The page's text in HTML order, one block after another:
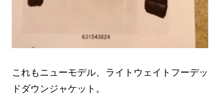
これもニューモデル、ライトウェイトフーデッ
ドダウンジャケット。